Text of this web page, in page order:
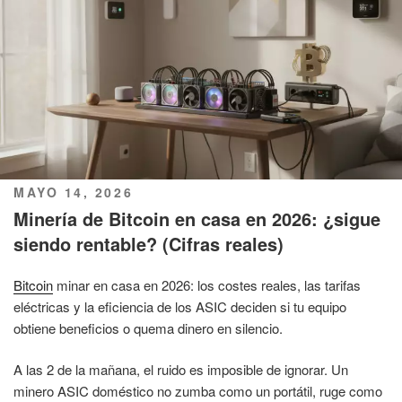
PUBLICADO
EL
MAYO 14, 2026
Minería de Bitcoin en casa en 2026: ¿sigue
siendo rentable? (Cifras reales)
Bitcoin minar en casa en 2026: los costes reales, las tarifas
eléctricas y la eficiencia de los ASIC deciden si tu equipo
obtiene beneficios o quema dinero en silencio.
A las 2 de la mañana, el ruido es imposible de ignorar. Un
minero ASIC doméstico no zumba como un portátil, ruge como